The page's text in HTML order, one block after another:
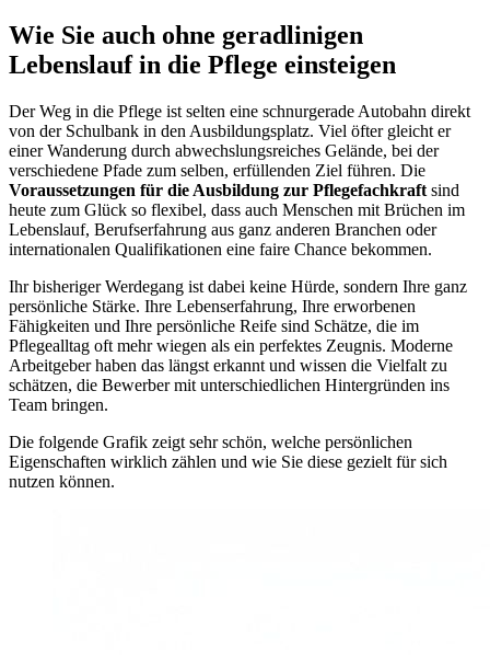
Wie Sie auch ohne geradlinigen
Lebenslauf in die Pflege einsteigen
Der Weg in die Pflege ist selten eine schnurgerade Autobahn direkt
von der Schulbank in den Ausbildungsplatz. Viel öfter gleicht er
einer Wanderung durch abwechslungsreiches Gelände, bei der
verschiedene Pfade zum selben, erfüllenden Ziel führen. Die
Voraussetzungen für die Ausbildung zur Pflegefachkraft sind
heute zum Glück so flexibel, dass auch Menschen mit Brüchen im
Lebenslauf, Berufserfahrung aus ganz anderen Branchen oder
internationalen Qualifikationen eine faire Chance bekommen.
Ihr bisheriger Werdegang ist dabei keine Hürde, sondern Ihre ganz
persönliche Stärke. Ihre Lebenserfahrung, Ihre erworbenen
Fähigkeiten und Ihre persönliche Reife sind Schätze, die im
Pflegealltag oft mehr wiegen als ein perfektes Zeugnis. Moderne
Arbeitgeber haben das längst erkannt und wissen die Vielfalt zu
schätzen, die Bewerber mit unterschiedlichen Hintergründen ins
Team bringen.
Die folgende Grafik zeigt sehr schön, welche persönlichen
Eigenschaften wirklich zählen und wie Sie diese gezielt für sich
nutzen können.